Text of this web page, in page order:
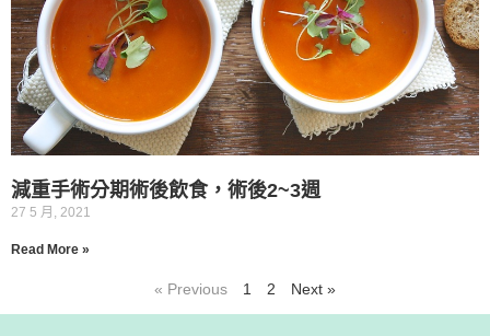
減重手術分期術後飲食，術後2~3週
27 5 月, 2021
Read More »
« Previous 1 2 Next »